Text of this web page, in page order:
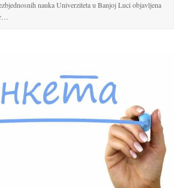
nauka Univerziteta u Banjoj Luci objavljena